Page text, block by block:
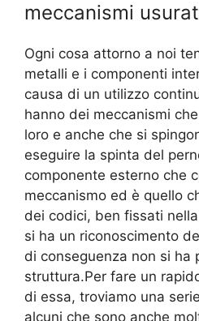
meccanismi
Ogni cosa attorno a noi
metalli e i componenti
causa di un utilizzo
hanno dei meccanismi
loro e anche che si
eseguire la spinta del
componente esterno che
meccanismo ed è quello
dei codici, ben fissati
si ha un riconoscimento
di conseguenza non si ha
struttura.Per fare un
di essa, troviamo una
alcuni che sono anche